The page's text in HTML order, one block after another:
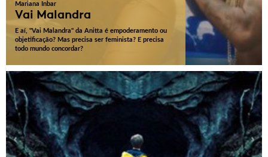
Mariana Inbar
Vai Malandra
E aí, "Vai Malandra" da Anitta é empoderamento ou
objetificação? Mas precisa ser feminista? E precisa
todo mundo concordar?